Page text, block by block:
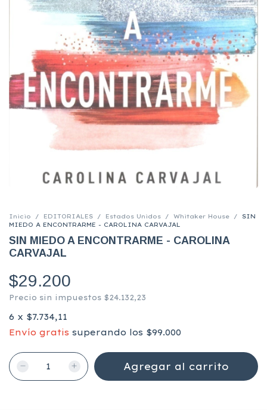
Inicio / EDITORIALES / Estados Unidos / Whitaker House /
SIN
MIEDO A ENCONTRARME - CAROLINA CARVAJAL
SIN MIEDO A ENCONTRARME - CAROLINA
CARVAJAL
$29.200
Precio sin impuestos $24.132,23
6 x $7.734,11
Envío gratis superando los $99.000